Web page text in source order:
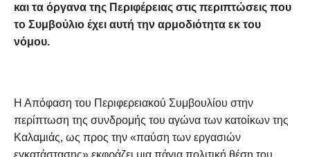
και τα όργανα της Περιφέρειας στις περιπτώσεις που
το Συμβούλιο έχει αυτή την αρμοδιότητα εκ του
νόμου.
Η Απόφαση του Περιφερειακού Συμβουλίου στην
περίπτωση της συνδρομής του αγώνα των κατοίκων της
Καλαμιάς, ως προς την «παύση των εργασιών
εγκατάστασης» εκφράζει μια πάγια πολιτική θέση του